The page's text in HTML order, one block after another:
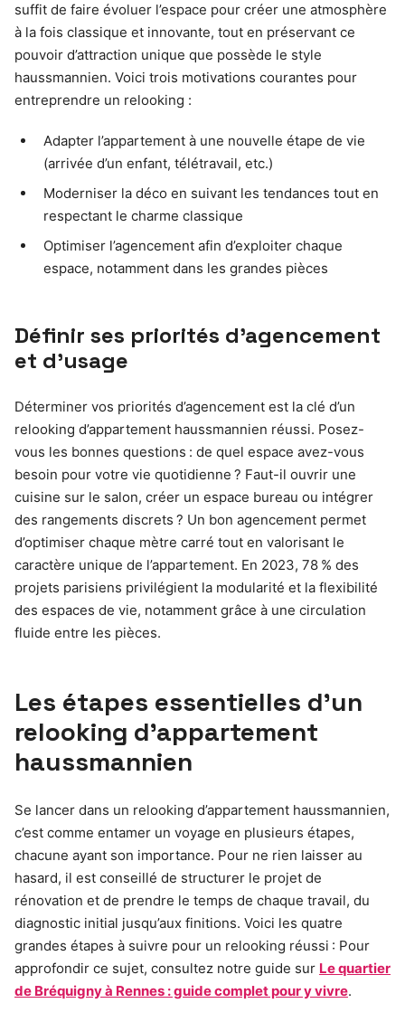
suffit de faire évoluer l’espace pour créer une atmosphère
à la fois classique et innovante, tout en préservant ce
pouvoir d’attraction unique que possède le style
haussmannien. Voici trois motivations courantes pour
entreprendre un relooking :
Adapter l’appartement à une nouvelle étape de vie
(arrivée d’un enfant, télétravail, etc.)
Moderniser la déco en suivant les tendances tout en
respectant le charme classique
Optimiser l’agencement afin d’exploiter chaque
espace, notamment dans les grandes pièces
Définir ses priorités d’agencement
et d’usage
Déterminer vos priorités d’agencement est la clé d’un
relooking d’appartement haussmannien réussi. Posez-
vous les bonnes questions : de quel espace avez-vous
besoin pour votre vie quotidienne ? Faut-il ouvrir une
cuisine sur le salon, créer un espace bureau ou intégrer
des rangements discrets ? Un bon agencement permet
d’optimiser chaque mètre carré tout en valorisant le
caractère unique de l’appartement. En 2023, 78 % des
projets parisiens privilégient la modularité et la flexibilité
des espaces de vie, notamment grâce à une circulation
fluide entre les pièces.
Les étapes essentielles d’un
relooking d’appartement
haussmannien
Se lancer dans un relooking d’appartement haussmannien,
c’est comme entamer un voyage en plusieurs étapes,
chacune ayant son importance. Pour ne rien laisser au
hasard, il est conseillé de structurer le projet de
rénovation et de prendre le temps de chaque travail, du
diagnostic initial jusqu’aux finitions. Voici les quatre
grandes étapes à suivre pour un relooking réussi : Pour
approfondir ce sujet, consultez notre guide sur Le quartier
de Bréquigny à Rennes : guide complet pour y vivre.